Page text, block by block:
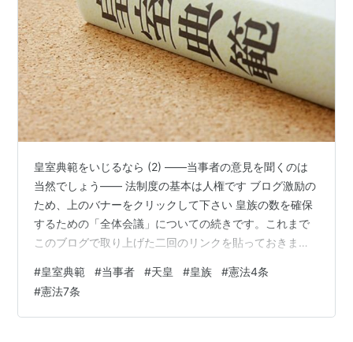
皇室典範をいじるなら (2) ――当事者の意見を聞くのは
当然でしょう―― 法制度の基本は人権です ブログ激励の
ため、上のバナーをクリックして下さい 皇族の数を確保
するための「全体会議」についての続きです。これまで
このブログで取り上げた二回のリンクを貼っておきま
さい] 一回目はこちらです。 二回目はこちら。 全体会議
の考え方では、皇族の数を増やすことが天皇性を続ける
ために必要だという認識です。そこでいろいろな議論が
#皇室典範 #当事者 #天皇 #皇族 #憲法4条
#憲法7条